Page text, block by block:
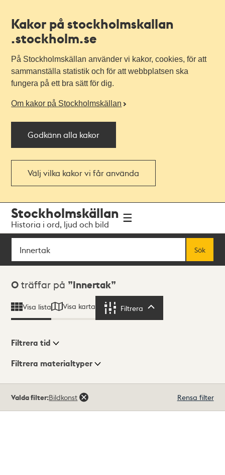
Kakor på stockholmskallan
.stockholm.se
På Stockholmskällan använder vi kakor, cookies, för att
sammanställa statistik och för att webbplatsen ska
fungera på ett bra sätt för dig.
Om kakor på Stockholmskällan
Godkänn alla kakor
Välj vilka kakor vi får använda
navigationen
huvudinnehållet
Stockholmskällan
Historia i ord, ljud och bild
Sök
Sök
Sökresultat
0 träffar på Innertak
Visa lista Visa karta Filtrera
Visningsläge
Filtrera tid
Filtrera materialtyper
träffar
Valda filter:Bildkonst Rensa filter